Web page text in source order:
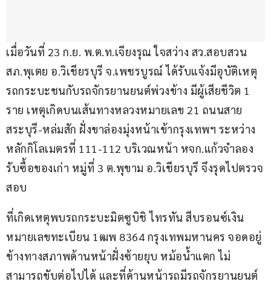
เมื่อวันที่ 23 ก.ย. พ.ต.ท.เจียงรุณ ใจสว่าง สว.สอบสวน
สภ.พุเตย อ.วิเชียรบุรี จ.เพชรบูรณ์ ได้รับแจ้งมีอุบัติเหตุ
รถกระบะชนกับรถจักรยานยนต์พ่วงข้าง มีผู้เสียชีวิต 1
ราย เหตุเกิดบนเส้นทางหลวงหมายเลข 21 ถนนสาย
สระบุรี-หล่มสัก ฝั่งขาล่องมุ่งหน้าเข้ากรุงเทพฯ ระหว่าง
หลักกิโลเมตรที่ 111-112 บริเวณหน้า หจก.แก้วจำลอง
รับซื้อของเก่า หมู่ที่ 3 ต.พุขาม อ.วิเชียรบุรี จึงรุดไปตรวจ
สอบ
ที่เกิดเหตุพบรถกระบะมิตซูบิชิ ไทรทัน สีบรอนซ์เงิน
หมายเลขทะเบียน 1ฒพ​ 8364 กรุงเทพมหานคร จอดอยู่
ข้างทางสภาพด้านหน้าฝั่งซ้ายยุบ หม้อน้ำแตก ไม่
สามารถขับต่อไปได้ และที่ด้านหน้ารถมีรถจักรยานยนต์